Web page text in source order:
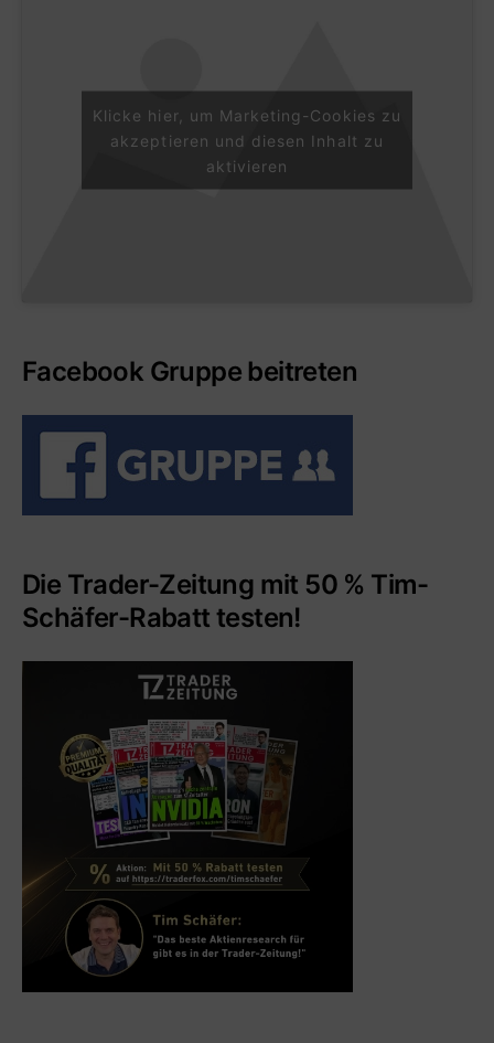
Klicke hier, um Marketing-Cookies zu
akzeptieren und diesen Inhalt zu
aktivieren
Facebook Gruppe beitreten
Die Trader-Zeitung mit 50 % Tim-
Schäfer-Rabatt testen!